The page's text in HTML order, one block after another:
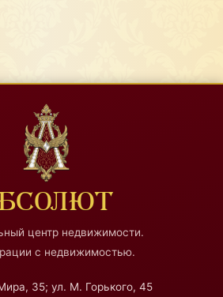
центр недвижимости.
с недвижимостью.
35; ул. М. Горького, 45